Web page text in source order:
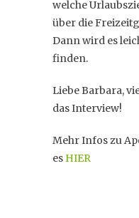
welche
über die
Dann wird es
finden.
Liebe Barbara,
das Interview!
Mehr Infos zu
es HIER